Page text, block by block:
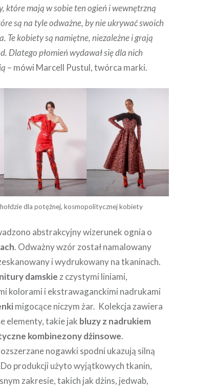
które mają w sobie ten ogień i wewnętrzną
są na tyle odważne, by nie ukrywać swoich
Te kobiety są namiętne, niezależne i grają
Dlatego płomień wydawał się dla nich
– mówi Marcell Pustul, twórca marki.
dla potężnej, kosmopolitycznej kobiety
abstrakcyjny wizerunek ognia o
. Odważny wzór został namalowany
i wydrukowany na tkaninach.
damskie z czystymi liniami,
kolorami i ekstrawaganckimi nadrukami
migocące niczym żar. Kolekcja zawiera
elementy, takie jak bluzy z nadrukiem
kombinezony dżinsowe.
nogawki spodni ukazują silną
Do produkcji użyto wyjątkowych tkanin,
zakresie, takich jak dżins, jedwab,